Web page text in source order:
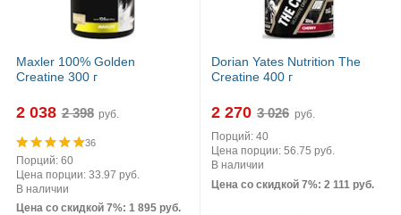
Maxler 100% Golden
Creatine 300 г
2 038 руб.
36
Порций: 60
Цена порции: 33.97 руб.
В наличии
Цена со скидкой 7%: 1 895 руб.
Dorian Yates Nutrition The
Creatine 400 г
2 270
руб.
Порций: 40
Цена порции: 56.75 руб.
В наличии
Цена со скидкой 7%: 2 111 руб.